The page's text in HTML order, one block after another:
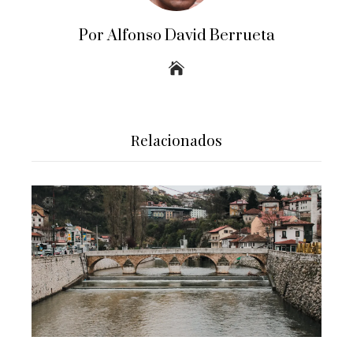
Por Alfonso David Berrueta
Relacionados